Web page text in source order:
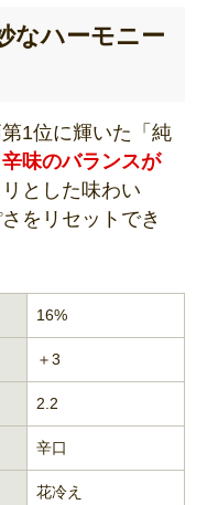
なハーモニー
1位に輝いた「純
味のバランスが
とした味わい
をリセットでき
16%
＋3
2.2
辛口
花冷え